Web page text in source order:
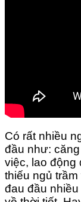
Có rất nhiều
đầu như:
việc, lao động
thiếu ngủ
đau đầu